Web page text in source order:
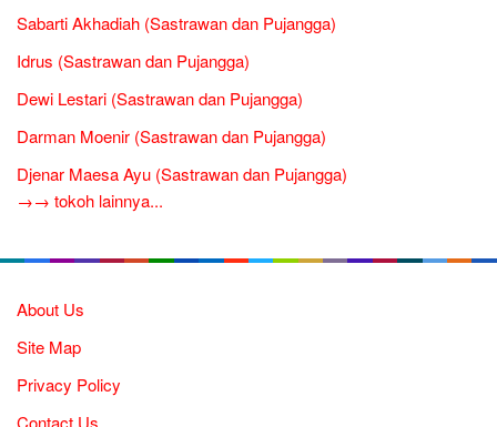
Sabarti Akhadiah (Sastrawan dan Pujangga)
Idrus (Sastrawan dan Pujangga)
Dewi Lestari (Sastrawan dan Pujangga)
Darman Moenir (Sastrawan dan Pujangga)
Djenar Maesa Ayu (Sastrawan dan Pujangga)
→→ tokoh lainnya...
About Us
Site Map
Privacy Policy
Contact Us